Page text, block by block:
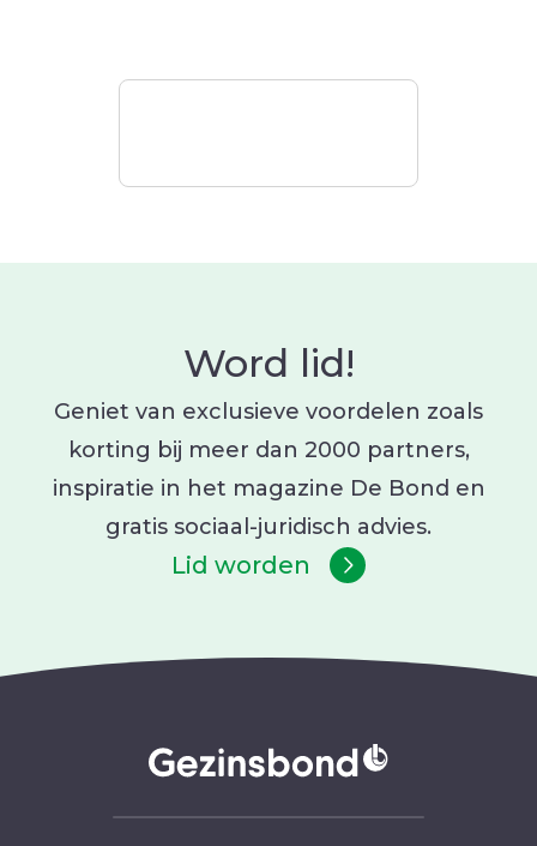
Word lid!
Geniet van exclusieve voordelen zoals
korting bij meer dan 2000 partners,
inspiratie in het magazine De Bond en
gratis sociaal-juridisch advies.
Lid worden